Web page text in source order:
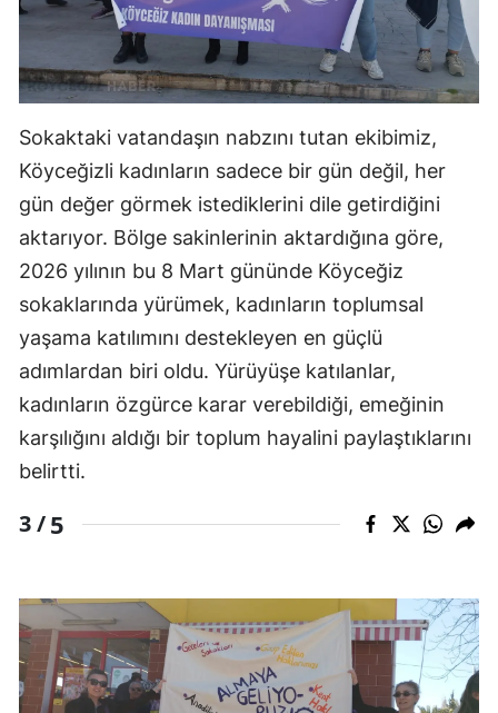
Sokaktaki vatandaşın nabzını tutan ekibimiz,
Köyceğizli kadınların sadece bir gün değil, her
gün değer görmek istediklerini dile getirdiğini
aktarıyor. Bölge sakinlerinin aktardığına göre,
2026 yılının bu 8 Mart gününde Köyceğiz
sokaklarında yürümek, kadınların toplumsal
yaşama katılımını destekleyen en güçlü
adımlardan biri oldu. Yürüyüşe katılanlar,
kadınların özgürce karar verebildiği, emeğinin
karşılığını aldığı bir toplum hayalini paylaştıklarını
belirtti.
3 /5